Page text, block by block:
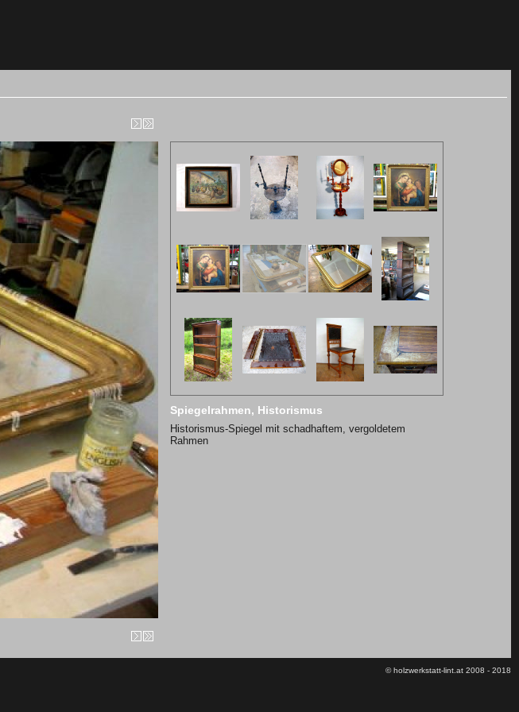
Spiegelrahmen, Historismus
Historismus-Spiegel mit schadhaftem, vergoldetem
Rahmen
© holzwerkstatt-lint.at 2008 - 2018